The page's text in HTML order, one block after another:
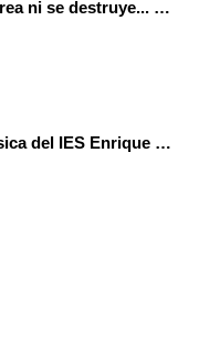
La energía ni se crea ni se destruye... ¡se experimenta! El Tierno en la Feria Madrid es Ciencia 2026
El Gabinete de Física del IES Enrique Tierno Galván de Parla (Curso 25-26)